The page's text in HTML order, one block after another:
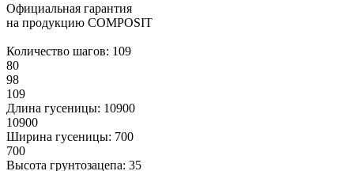
Официальная гарантия
на продукцию COMPOSIT
Количество шагов: 109
80
98
109
Длина гусеницы: 10900
10900
Ширина гусеницы: 700
700
Высота грунтозацепа: 35